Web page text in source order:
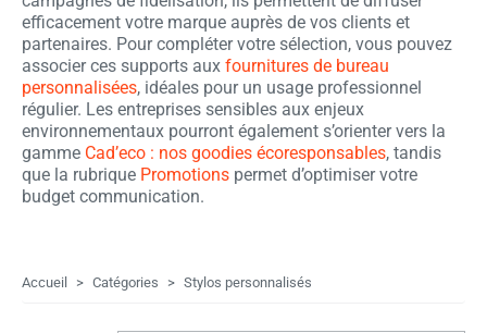
efficacement votre marque auprès de vos clients et
partenaires. Pour compléter votre sélection, vous pouvez
associer ces supports aux fournitures de bureau
personnalisées, idéales pour un usage professionnel
régulier. Les entreprises sensibles aux enjeux
environnementaux pourront également s’orienter vers la
gamme Cad’eco : nos goodies écoresponsables, tandis
que la rubrique Promotions permet d’optimiser votre
budget communication.
Accueil Catégories Stylos personnalisés